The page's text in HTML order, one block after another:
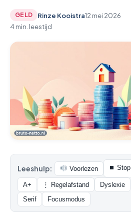
GELD Rinze Kooistra12 mei 2026
4 min. leestijd
Leeshulp: Voorlezen ⏹ Stop
A+ ⋮ Regelafstand
Dyslexie
Serif
Focusmodus